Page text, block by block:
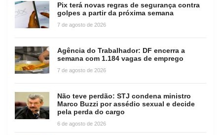
Pix terá novas regras de segurança contra
golpes a partir da próxima semana
7 de agosto de 2026
Agência do Trabalhador: DF encerra a
semana com 1.184 vagas de emprego
7 de agosto de 2026
Não teve perdão: STJ condena ministro
Marco Buzzi por assédio sexual e decide
pela perda do cargo
6 de agosto de 2026